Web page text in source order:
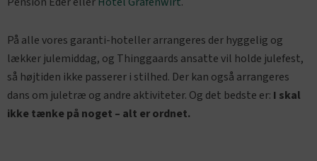
På alle vores garanti-hoteller arrangeres der hyggelig og
lækker julemiddag, og Thinggaards ansatte vil holde julefest,
så højtiden ikke passerer i stilhed. Der kan også arrangeres
dans om juletræ og andre aktiviteter. Og det bedste er: I skal
ikke tænke på noget – alt er ordnet.